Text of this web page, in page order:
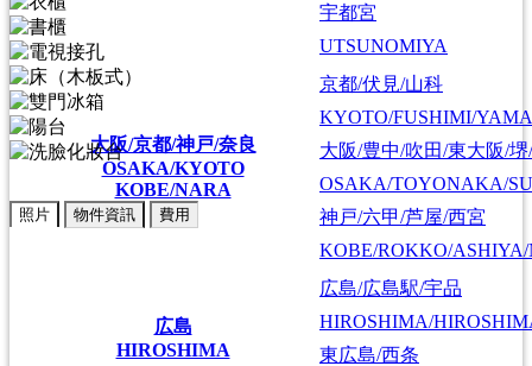
宇都宮
UTSUNOMIYA
大阪/京都/神戸/奈良
OSAKA/KYOTO
KOBE/NARA
京都/伏見/山科
KYOTO/FUSHIMI/
大阪/豊中/吹田/東大阪/
OSAKA/TOYONAKA/
神戸/六甲/芦屋/西宮
KOBE/ROKKO/
広島
HIROSHIMA
広島/広島駅/宇品
HIROSHIMA/
東広島/西条
照片 物件資訊 費用